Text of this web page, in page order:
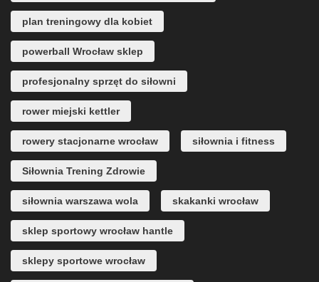
plan treningowy dla kobiet
powerball Wrocław sklep
profesjonalny sprzęt do siłowni
rower miejski kettler
rowery stacjonarne wrocław siłownia i fitness
Siłownia Trening Zdrowie
siłownia warszawa wola skakanki wrocław
sklep sportowy wrocław hantle
sklepy sportowe wrocław